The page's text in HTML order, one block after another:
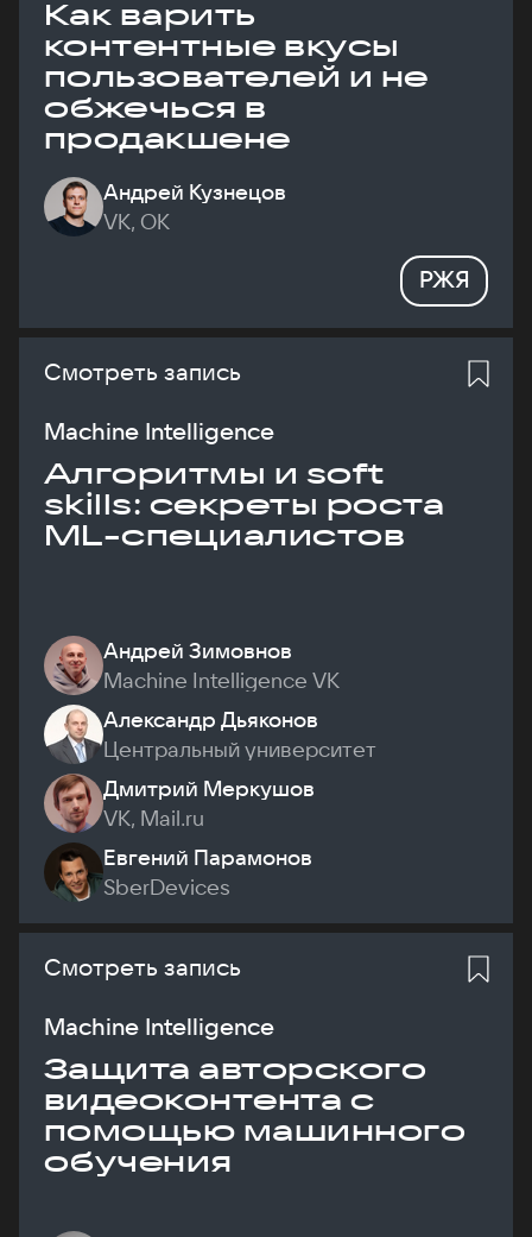
Как варить
контентные вкусы
пользователей и не
обжечься в
продакшене
Андрей Кузнецов
VK, ОК
РЖЯ
Смотреть запись
Machine Intelligence
Алгоритмы и soft
skills: секреты роста
ML-специалистов
Андрей Зимовнов
Machine Intelligence VK
Александр Дьяконов
Центральный университет
Дмитрий Меркушов
VK, Mail.ru
Евгений Парамонов
SberDevices
Смотреть запись
Machine Intelligence
Защита авторского
видеоконтента с
помощью машинного
обучения